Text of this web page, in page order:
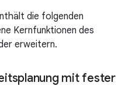
die folgenden
Kernfunktionen des
erweitern.
mit fester